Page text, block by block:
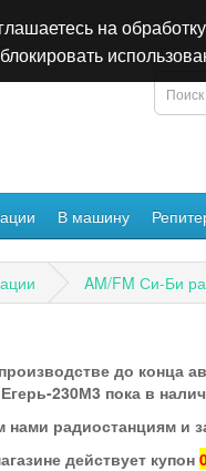
В машину
AM/FM Си-Би
до конца
230М3 пока в
радиостанциям и
действует купон
на